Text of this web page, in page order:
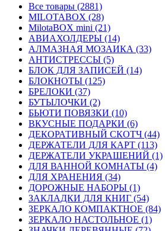
Все товары (2881)
MILOTABOX (28)
MilotaBOX mini (21)
АВИАХОЛДЕРЫ (14)
АЛМАЗНАЯ МОЗАИКА (33)
АНТИСТРЕССЫ (5)
БЛОК ДЛЯ ЗАПИСЕЙ (14)
БЛОКНОТЫ (125)
БРЕЛОКИ (37)
БУТЫЛОЧКИ (2)
БЬЮТИ ПОВЯЗКИ (10)
ВКУСНЫЕ ПОДАРКИ (6)
ДЕКОРАТИВНЫЙ СКОТЧ (44)
ДЕРЖАТЕЛИ ДЛЯ КАРТ (113)
ДЕРЖАТЕЛИ УКРАШЕНИЙ (1)
ДЛЯ ВАННОЙ КОМНАТЫ (4)
ДЛЯ ХРАНЕНИЯ (34)
ДОРОЖНЫЕ НАБОРЫ (1)
ЗАКЛАДКИ ДЛЯ КНИГ (54)
ЗЕРКАЛО КОМПАКТНОЕ (84)
ЗЕРКАЛО НАСТОЛЬНОЕ (1)